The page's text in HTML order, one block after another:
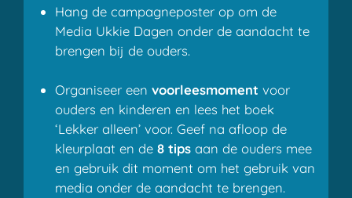
Hang de campagneposter op om de
Media Ukkie Dagen onder de aandacht te
brengen bij de ouders.
Organiseer een voorleesmoment voor
ouders en kinderen en lees het boek
‘Lekker alleen’ voor. Geef na afloop de
kleurplaat en de 8 tips aan de ouders mee
en gebruik dit moment om het gebruik van
media onder de aandacht te brengen.